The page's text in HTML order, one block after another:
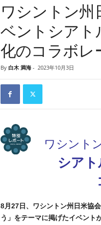
ワシントン州
ベントシアト
化のコラボレ
By 白木 満海- 2023年10月3日
ワシント
シア
8月27日、ワシントン州日米協
う」をテーマに掲げたイベント